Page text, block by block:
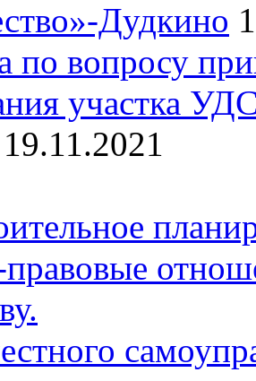
Дудкино
по вопросу
участка
19.11.2021